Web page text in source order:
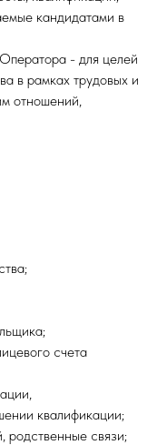
кандидатами в
- для целей
в рамках трудовых и
отношений,
счета
квалификации;
родственные связи;